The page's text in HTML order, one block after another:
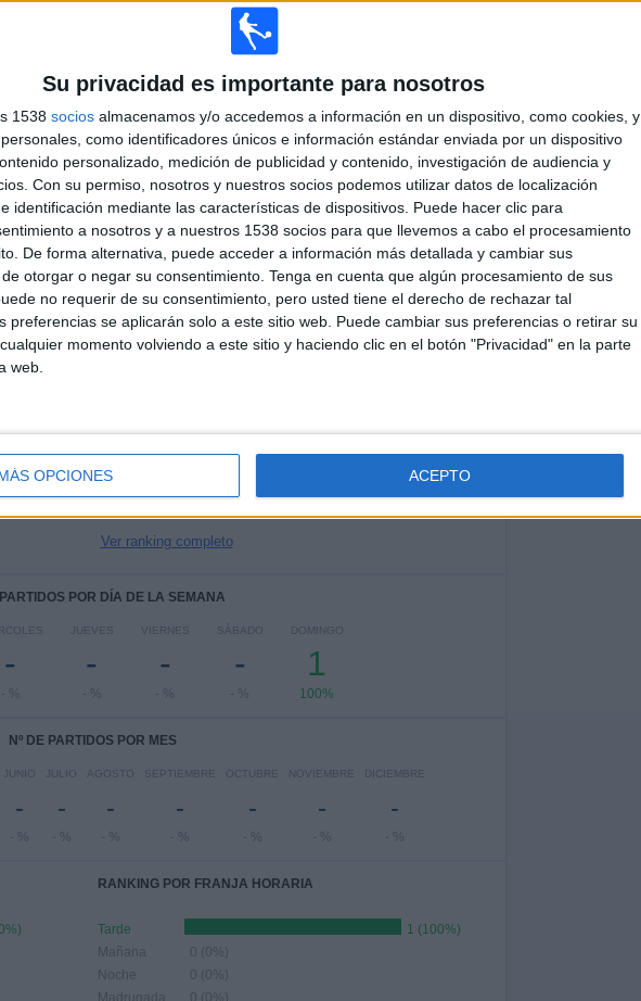
Su privacidad es importante para nosotros
1538 socios almacenamos y/o accedemos a información en un dispositivo, como cookies, y
como identificadores únicos e información estándar enviada por un dispositivo
personalizado, medición de publicidad y contenido, investigación de audiencia y
Con su permiso, nosotros y nuestros socios podemos utilizar datos de localización
identificación mediante las características de dispositivos. Puede hacer clic para
a nosotros y a nuestros 1538 socios para que llevemos a cabo el procesamiento
De forma alternativa, puede acceder a información más detallada y cambiar sus
otorgar o negar su consentimiento. Tenga en cuenta que algún procesamiento de sus
no requerir de su consentimiento, pero usted tiene el derecho de rechazar tal
preferencias se aplicarán solo a este sitio web. Puede cambiar sus preferencias o retirar su
momento volviendo a este sitio y haciendo clic en el botón "Privacidad" en la parte
web.
OPCIONES ACEPTO
Independiente CF - L'Entregu B
12/02/2023 3ª Asturfútbol por Area21 TV
TOTAL
1
CANALES TV
DÍAS
1271
SIN PARTIDO
PARTIDOS
0
CONSECUTIVOS
DE PAGO
TOTAL
1
MÁXIMO
1
TOTAL
1
RANKING POR COMPETICIONES
Ver ranking completo
PARTIDOS POR DÍA DE LA SEMANA
-
- %
JUEVES
-
- %
VIERNES
-
- %
SÁBADO
-
- %
DOMINGO
1
100%
Nº DE PARTIDOS POR MES
JUNIO
-
- %
JULIO
-
- %
AGOSTO
-
- %
SEPTIEMBRE
-
- %
OCTUBRE
-
- %
NOVIEMBRE
-
- %
DICIEMBRE
-
- %
RANKING POR FRANJA HORARIA
Tarde
1 (100%)
Mañana
0 (0%)
Noche
0 (0%)
Madrugada
0 (0%)